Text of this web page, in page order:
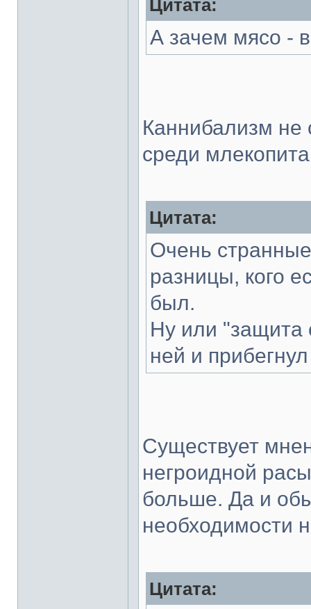
Цитата:
А зачем мясо -
Каннибализм не
среди
Цитата:
Очень
разницы, кого
был.
Ну или "защита
ней и
Существует
негроидной
больше. Да и
необходимости
Цитата: